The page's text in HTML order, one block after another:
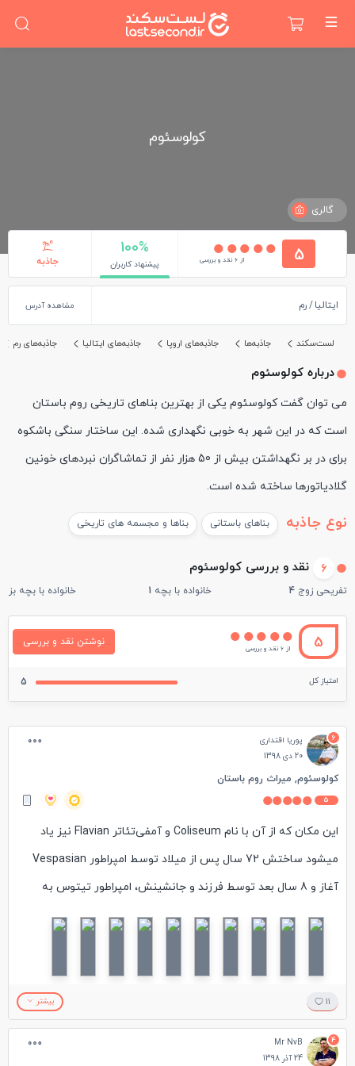
کولوسئوم
گالری
5 از 6 نقد و بررسی
100%
پیشنهاد کاربران جاذبه
ایتالیا رم مشاهده آدرس
لست‌سکند جاذبه‌ها جاذبه‌های اروپا جاذبه‌های ایتالیا جاذبه‌های رم
درباره کولوسئوم
می توان گفت کولوسئوم یکی از بهترین بناهای تاریخی روم باستان
است که در این شهر به خوبی نگهداری شده. این ساختار سنگی باشکوه
برای در بر نگهداشتن بیش از 50 هزار نفر از تماشاگران نبردهای خونین
گلادیاتورها ساخته شده است.
نوع جاذبه بناهای باستانی بناها و مجسمه های تاریخی
6 نقد و بررسی کولوسئوم
تفریحی زوج 4 خانواده با بچه 1 خانواده با بچه
5 از 6 نقد و بررسی
نوشتن نقد و بررسی
امتیاز کل 5
6
پوریا اقتداری
20 دی 1398
کولوسئوم, میراث روم باستان
5
این مکان که از آن با نام Coliseum و آمفی‌تئاتر Flavian نیز یاد
میشود ساختش 72 سال پس از میلاد توسط امپراطور Vespasian
آغاز و 8 سال بعد توسط فرزند و جانشینش، امپراطور تیتوس به
پایان رسید و به مکانی برای جنگ گلادیتورها تبدیل شد. این مکان
بازدیدکننده ظرفیت داشت.
برای دسترسی به این مکان می توانید از ایستگاه مترو Colosseo
استفاده نمایید و تاکید میکنم بلیت ورودی آنرا از قبل به صورت
11 بیشتر
4
Mr NvB
24 آذر 1398